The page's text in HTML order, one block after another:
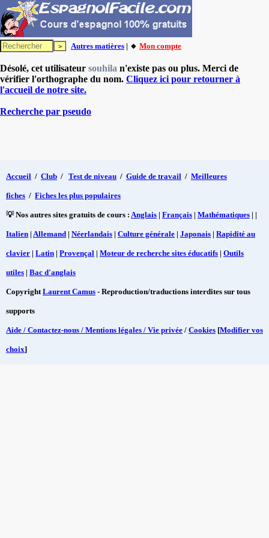
Autres matières | 🔸 Mon compte
Désolé, cet utilisateur souhila n'existe pas ou plus. Merci de
vérifier l'orthographe du nom. Cliquez ici pour retourner à
l'accueil de notre site.
Recherche par pseudo
Accueil / Club / Test de niveau / Guide de travail / Meilleures
fiches / Fiches les plus populaires
💡 Nos autres sites gratuits de cours : Anglais | Français | Mathématiques | |
Italien | Allemand | Néerlandais | Culture générale | Japonais | Rapidité au
clavier | Latin | Provençal | Moteur de recherche sites éducatifs | Outils
utiles | Bac d'anglais
CopyrightLaurent Camus - Reproduction/traductions interdites sur tous
supports
Aide / Contactez-nous / Mentions légales / Vie privée / Cookies [Modifier vos
choix]